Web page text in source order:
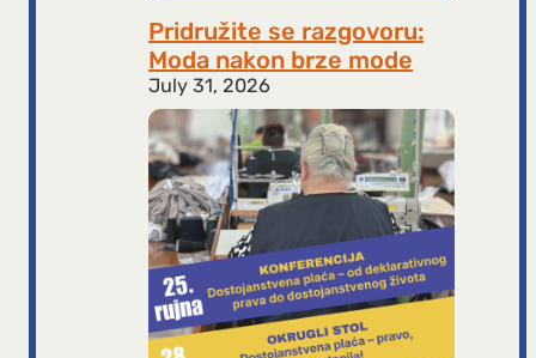
Pridružite se razgovoru:
Moda nakon brze mode
July 31, 2026